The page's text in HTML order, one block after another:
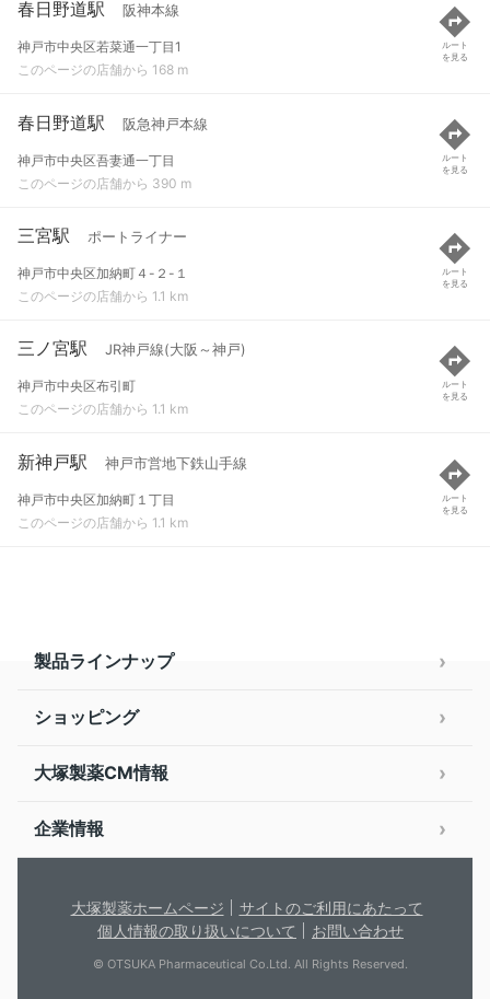
春日野道駅 阪神本線
神戸市中央区若菜通一丁目1
このページの店舗から 168 m
ルート
を見る
春日野道駅 阪急神戸本線
神戸市中央区吾妻通一丁目
このページの店舗から 390 m
ルート
を見る
三宮駅 ポートライナー
神戸市中央区加納町４-２-１
このページの店舗から 1.1 km
ルート
を見る
三ノ宮駅 JR神戸線(大阪～神戸)
神戸市中央区布引町
このページの店舗から 1.1 km
ルート
を見る
新神戸駅 神戸市営地下鉄山手線
神戸市中央区加納町１丁目
このページの店舗から 1.1 km
ルート
を見る
製品ラインナップ
ショッピング
大塚製薬CM情報
企業情報
大塚製薬ホームページ
サイトのご利用にあたって
個人情報の取り扱いについて
お問い合わせ
© OTSUKA Pharmaceutical Co.Ltd. All Rights Reserved.